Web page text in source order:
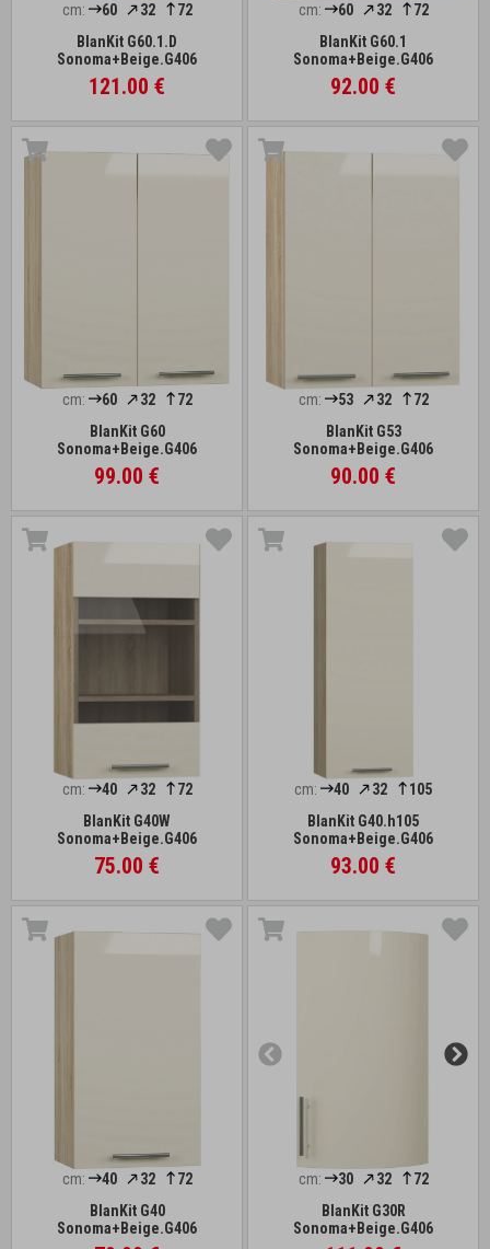
cm: 60 32
72
BlanKit G60.1.D
Sonoma+Beige.G406
121.00 €
cm: 60 32
72
BlanKit G60.1
Sonoma+Beige.G406
92.00 €
cm: 60 32
72
BlanKit G60
Sonoma+Beige.G406
99.00 €
cm: 53 32
72
BlanKit G53
Sonoma+Beige.G406
90.00 €
cm: 40 32
72
BlanKit G40W
Sonoma+Beige.G406
75.00 €
cm: 40 32
105
BlanKit G40.h105
Sonoma+Beige.G406
93.00 €
cm: 40 32
72
BlanKit G40
Sonoma+Beige.G406
cm: 30 32
72
BlanKit G30R
Sonoma+Beige.G406